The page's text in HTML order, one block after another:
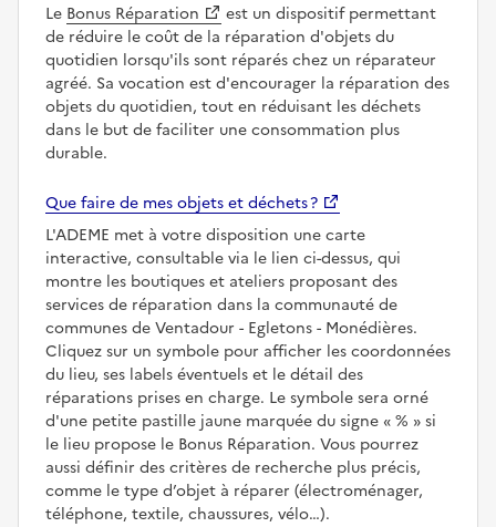
Le Bonus Réparation
est un dispositif permettant
de réduire le coût de la réparation d'objets du
quotidien lorsqu'ils sont réparés chez un réparateur
agréé. Sa vocation est d'encourager la réparation des
objets du quotidien, tout en réduisant les déchets
dans le but de faciliter une consommation plus
durable.
Que faire de mes objets et déchets ?
L'ADEME met à votre disposition une carte
interactive, consultable via le lien ci-dessus, qui
montre les boutiques et ateliers proposant des
services de réparation dans la communauté de
communes de Ventadour - Egletons - Monédières.
Cliquez sur un symbole pour afficher les coordonnées
du lieu, ses labels éventuels et le détail des
réparations prises en charge. Le symbole sera orné
d'une petite pastille jaune marquée du signe
%
si
le lieu propose le Bonus Réparation. Vous pourrez
aussi définir des critères de recherche plus précis,
comme le type d’objet à réparer (électroménager,
téléphone, textile, chaussures, vélo…).